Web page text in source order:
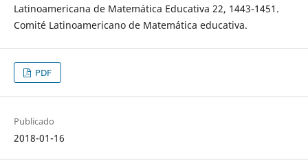
Latinoamericana de Matemática Educativa 22, 1443-1451.
Comité Latinoamericano de Matemática educativa.
PDF
Publicado
2018-01-16